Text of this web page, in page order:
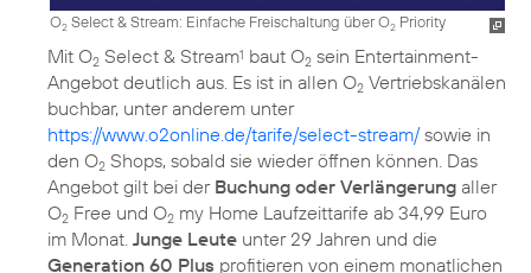
O2 Select & Stream: Einfache Freischaltung über O2 Priority
Mit O2 Select & Stream1 baut O2 sein Entertainment-
Angebot deutlich aus. Es ist in allen O2 Vertriebskanälen
buchbar, unter anderem unter
https://www.o2online.de/tarife/select-stream/sowie in
den O2 Shops, sobald sie wieder öffnen können. Das
Angebot gilt bei der Buchung oder Verlängerung aller
O2 Free und O2 my Home Laufzeittarife ab 34,99 Euro
im Monat. Junge Leute unter 29 Jahren und die
Generation 60 Plus profitieren von einem monatlichen